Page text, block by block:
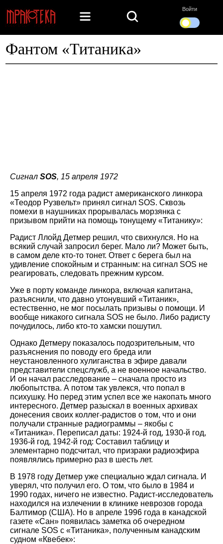
Войти
Фантом «Титаника»
Сигнал SOS, 15 апреля 1972
15 апреля 1972 года радист американского линкора
«Теодор Рузвельт» принял сигнал SOS. Сквозь
помехи в наушниках прорывалась морзянка с
призывом прийти на помощь тонущему «Титанику»:
Радист Ллойд Детмер решил, что свихнулся. Но на
всякий случай запросил берег. Мало ли? Может быть,
в самом деле кто-то тонет. Ответ с берега был на
удивление спокойным и странным: на сигнал SOS не
реагировать, следовать прежним курсом.
Уже в порту команде линкора, включая капитана,
разъяснили, что давно утонувший «Титаник»,
естественно, не мог посылать призывы о помощи. И
вообще никакого сигнала SOS не было. Либо радисту
почудилось, либо кто-то хамски пошутил.
Однако Детмеру показалось подозрительным, что
разъяснения по поводу его бреда или
неустановленного хулиганства в эфире давали
представители спецслужб, а не военное начальство.
И он начал расследование – сначала просто из
любопытства. А потом так увлекся, что попал в
психушку. Но перед этим успел все же накопать много
интересного. Детмер разыскал в военных архивах
донесения своих коллег-радистов о том, что и они
получали странные радиограммы – якобы с
«Титаника». Переписал даты: 1924-й год, 1930-й год,
1936-й год, 1942-й год: Составил таблицу и
элементарно подсчитал, что призраки радиоэфира
появлялись примерно раз в шесть лет.
В 1978 году Детмер уже специально ждал сигнала. И
уверял, что получил его. О том, что было в 1984 и
1990 годах, ничего не известно. Радист-исследователь
находился на излечении в клинике неврозов города
Балтимор (США). Но в апреле 1996 года в канадской
газете «Сан» появилась заметка об очередном
сигнале SOS с «Титаника», полученным канадским
судном «Квебек»: